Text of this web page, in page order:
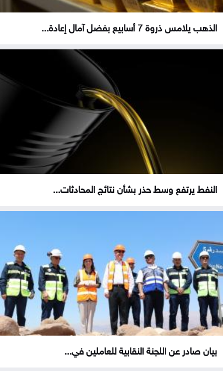
الذهب يلامس ذروة 7 أسابيع بفضل آمال إعادة...
النفط يرتفع وسط حذر بشأن نتائج المحادثات...
بيان صادر عن اللجنة النقابية للعاملين في...